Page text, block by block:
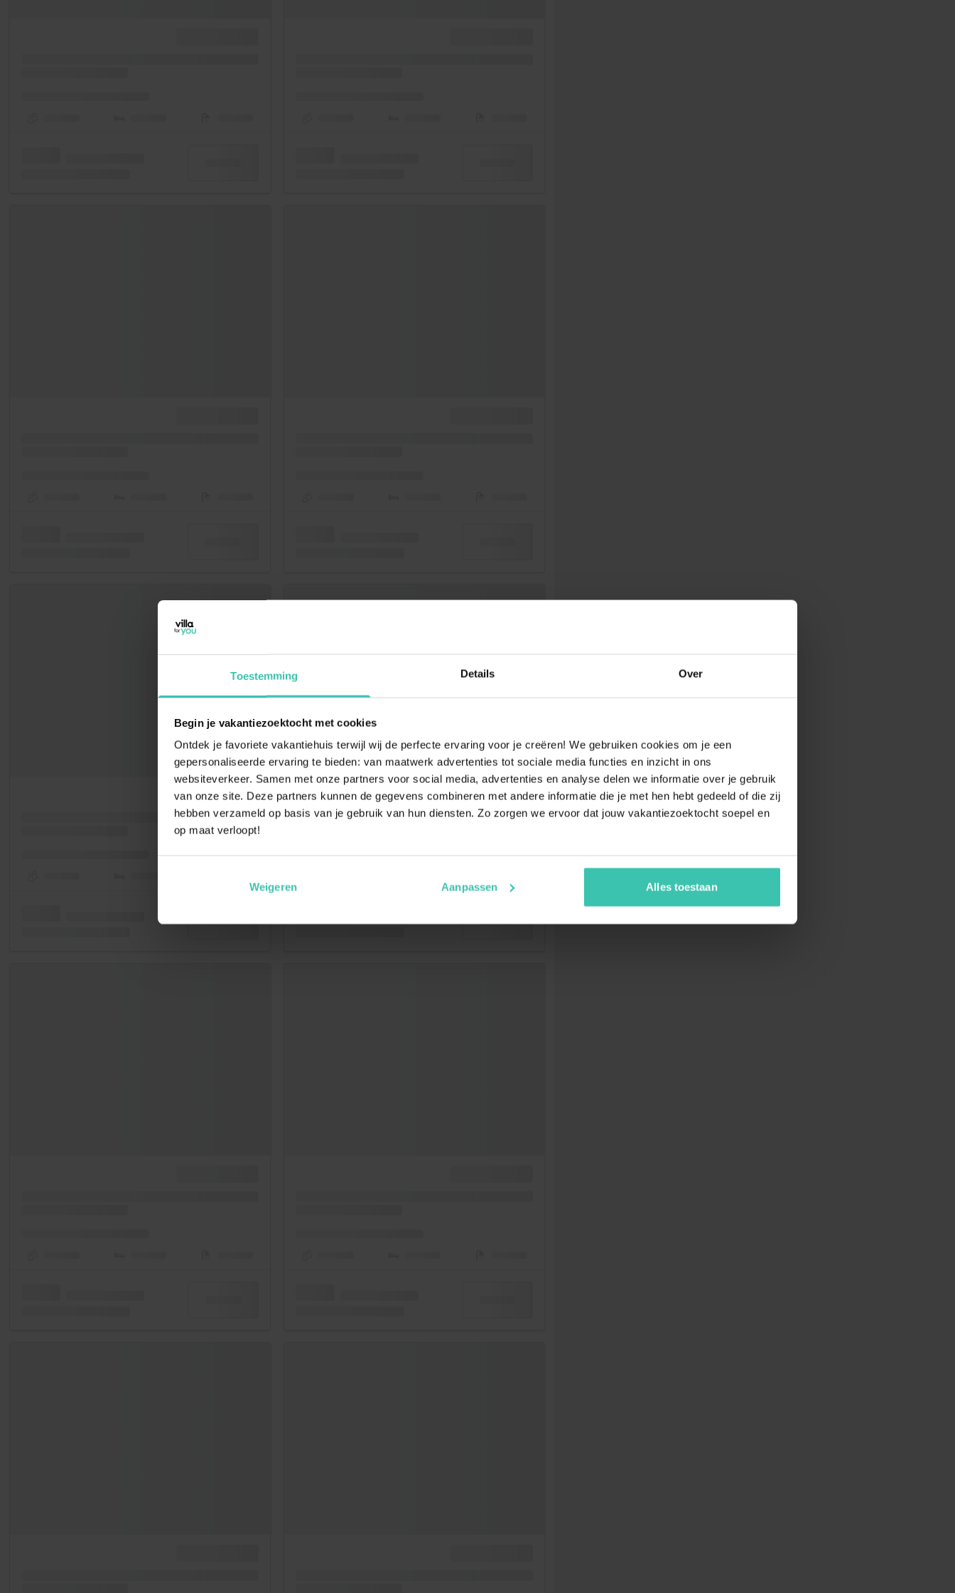
Toestemming Details Over
Begin je vakantiezoektocht met cookies
Ontdek je favoriete vakantiehuis terwijl wij de perfecte ervaring voor je creëren! We gebruiken cookies om je een
gepersonaliseerde ervaring te bieden: van maatwerk advertenties tot sociale media functies en inzicht in ons
websiteverkeer. Samen met onze partners voor social media, advertenties en analyse delen we informatie over je gebruik
van onze site. Deze partners kunnen de gegevens combineren met andere informatie die je met hen hebt gedeeld of die zij
hebben verzameld op basis van je gebruik van hun diensten. Zo zorgen we ervoor dat jouw vakantiezoektocht soepel en
op maat verloopt!
Weigeren Aanpassen Alles toestaan